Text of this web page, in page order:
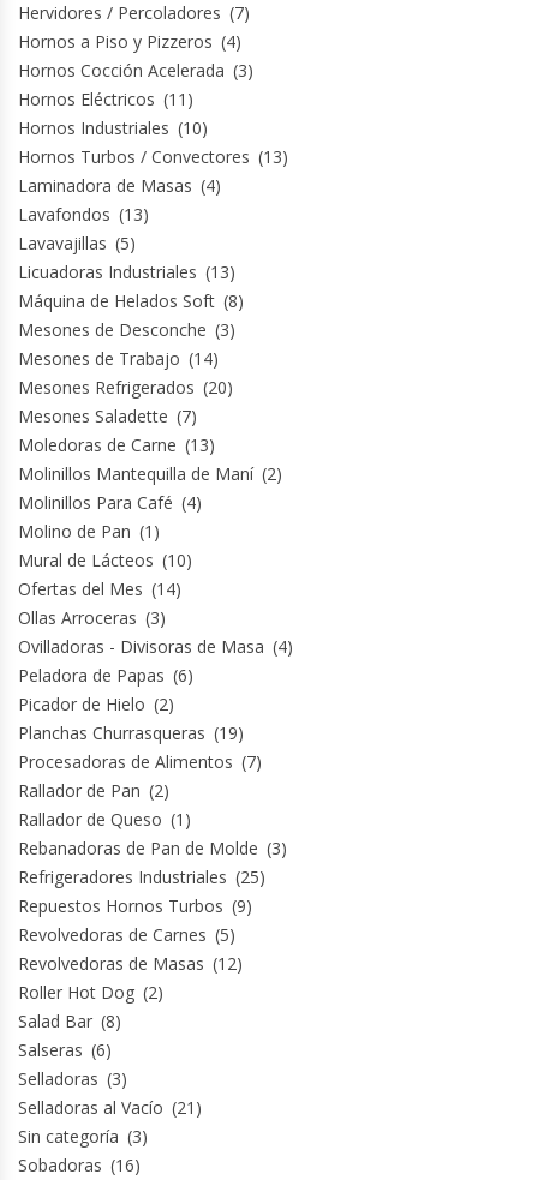
Ofertas Del Mes
Ollas Arroceras
Ovilladoras – Divisoras De Masa
Peladora De Papas
Picador De Hielo
Planchas Churrasqueras
Procesadoras De Alimentos
Rallador De Pan
Ralladoras De Queso
Rebanadoras De Pan De Molde
Refrigeradores Industriales
Repuestos Hornos Turbos
Revolvedoras De Masas
Roller Hot Dog
Selladoras
Selladoras Al Vacío
Shawarmas
Hervidores / Percoladores (7)
Hornos a Piso y Pizzeros (4)
Hornos Cocción Acelerada (3)
Hornos Eléctricos (11)
Hornos Industriales (10)
Hornos Turbos / Convectores (13)
Laminadora de Masas (4)
Lavafondos (13)
Lavavajillas (5)
Licuadoras Industriales (13)
Máquina de Helados Soft (8)
Mesones de Desconche (3)
Mesones de Trabajo (14)
Mesones Refrigerados (20)
Mesones Saladette (7)
Moledoras de Carne (13)
Molinillos Mantequilla de Maní (2)
Molinillos Para Café (4)
Molino de Pan (1)
Mural de Lácteos (10)
Ofertas del Mes (14)
Ollas Arroceras (3)
Ovilladoras - Divisoras de Masa (4)
Peladora de Papas (6)
Picador de Hielo (2)
Planchas Churrasqueras (19)
Procesadoras de Alimentos (7)
Rallador de Pan (2)
Rallador de Queso (1)
Rebanadoras de Pan de Molde (3)
Refrigeradores Industriales (25)
Repuestos Hornos Turbos (9)
Revolvedoras de Carnes (5)
Revolvedoras de Masas (12)
Roller Hot Dog (2)
Salad Bar (8)
Salseras (6)
Selladoras (3)
Selladoras al Vacío (21)
Sin categoría (3)
Sobadoras (16)